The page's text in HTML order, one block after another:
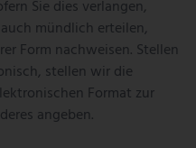
Sie dies verlangen,
mündlich erteilen,
Form nachweisen. Stellen
stellen wir die
Format zur
angeben.